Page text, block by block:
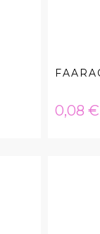
Hinta
0,08 €